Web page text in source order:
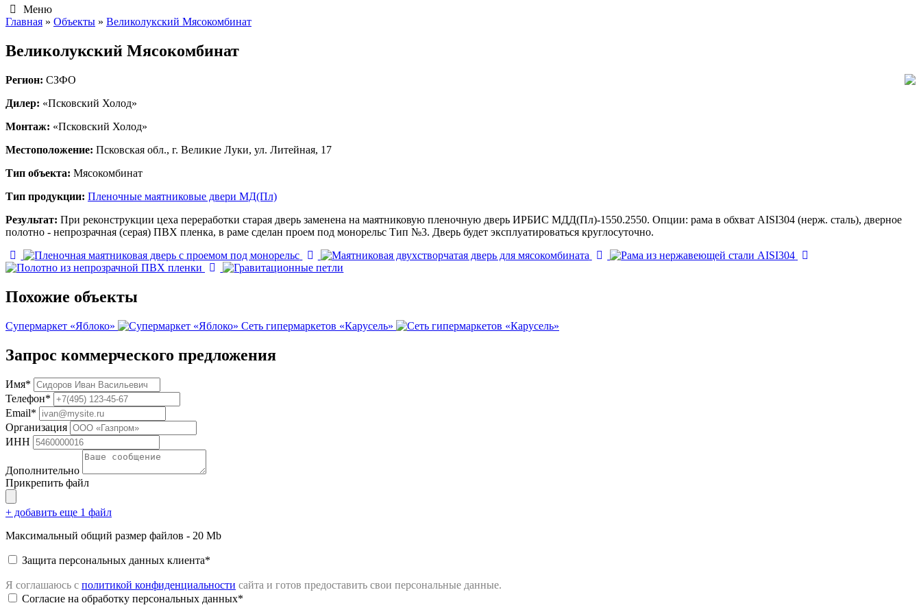
Меню
Главная » Объекты » Великолукский Мясокомбинат
Великолукский Мясокомбинат
Регион: СЗФО
Дилер: «Псковский Холод»
Монтаж: «Псковский Холод»
Местоположение: Псковская обл., г. Великие Луки, ул. Литейная, 17
Тип объекта: Мясокомбинат
Тип продукции: Пленочные маятниковые двери МД(Пл)
Результат: При реконструкции цеха переработки старая дверь заменена на маятниковую пленочную дверь ИРБИС МДД(Пл)-1550.2550. Опции: рама в обхват AISI304 (нерж. сталь), дверное
полотно - непрозрачная (серая) ПВХ пленка, в раме сделан проем под монорельс Тип №3. Дверь будет эксплуатироваться круглосуточно.
Похожие объекты
Супермаркет «Яблоко» Сеть гипермаркетов «Карусель»
Запрос коммерческого предложения
Имя*
Телефон*
Email*
Организация
ИНН
Дополнительно
Прикрепить файл
+ добавить еще 1 файл
Максимальный общий размер файлов - 20 Mb
Защита персональных данных клиента*
Я соглашаюсь с политикой конфиденциальности сайта и готов предоставить свои персональные данные.
Согласие на обработку персональных данных*